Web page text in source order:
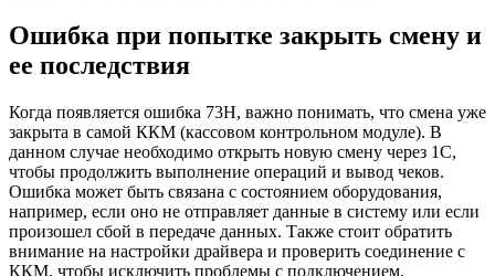
Ошибка при попытке закрыть смену и
ее последствия
Когда появляется ошибка 73H, важно понимать, что смена уже
закрыта в самой ККМ (кассовом контрольном модуле). В
данном случае необходимо открыть новую смену через 1С,
чтобы продолжить выполнение операций и вывод чеков.
Ошибка может быть связана с состоянием оборудования,
например, если оно не отправляет данные в систему или если
произошел сбой в передаче данных. Также стоит обратить
внимание на настройки драйвера и проверить соединение с
ККМ, чтобы исключить проблемы с подключением.